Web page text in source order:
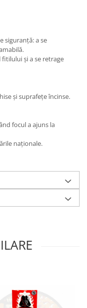
siguranță: a se
și a se retrage
și suprafețe încinse.
focul a ajuns la
naționale.